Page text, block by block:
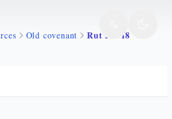
Old covenant Rut 3 1 18